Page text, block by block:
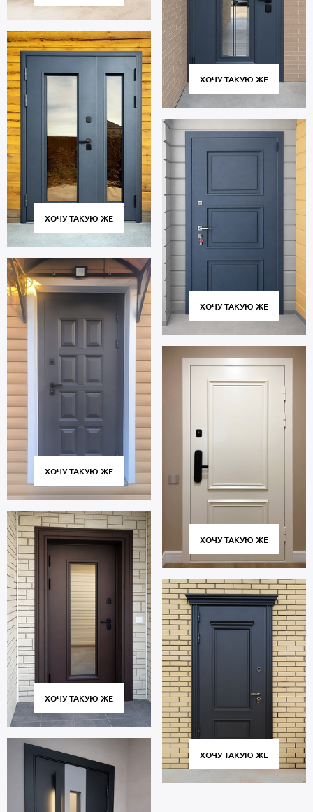
ХОЧУ ТАКУЮ ЖЕ
ХОЧУ ТАКУЮ ЖЕ
ХОЧУ ТАКУЮ ЖЕ
ХОЧУ ТАКУЮ ЖЕ
ХОЧУ ТАКУЮ ЖЕ
ХОЧУ ТАКУЮ ЖЕ
ХОЧУ ТАКУЮ ЖЕ